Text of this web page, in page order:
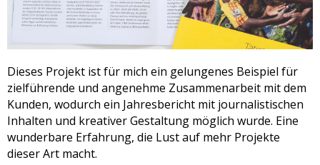
Dieses Projekt ist für mich ein gelungenes Beispiel für
zielführende und angenehme Zusammenarbeit mit dem
Kunden, wodurch ein Jahresbericht mit journalistischen
Inhalten und kreativer Gestaltung möglich wurde. Eine
wunderbare Erfahrung, die Lust auf mehr Projekte
dieser Art macht.